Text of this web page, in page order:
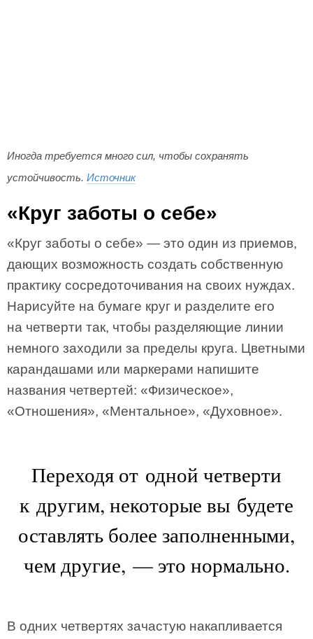
Иногда требуется много сил, чтобы сохранять
устойчивость. Источник
«Круг заботы о себе»
«Круг заботы о себе» — это один из приемов,
дающих возможность создать собственную
практику сосредоточивания на своих нуждах.
Нарисуйте на бумаге круг и разделите его
на четверти так, чтобы разделяющие линии
немного заходили за пределы круга. Цветными
карандашами или маркерами напишите
названия четвертей: «Физическое»,
«Отношения», «Ментальное», «Духовное».
Переходя от одной четверти
к другим, некоторые вы будете
оставлять более заполненными,
чем другие, — это нормально.
В одних четвертях зачастую накапливается